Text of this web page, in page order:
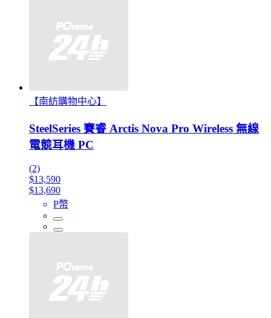
【南紡購物中心】
SteelSeries 賽睿 Arctis Nova Pro Wireless 無線
電競耳機 PC
(2)
$13,590
$13,690
P幣